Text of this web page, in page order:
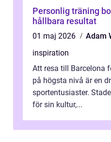
Personlig träning borås en
hållbara resultat
01 maj 2026
Adam
inspiration
Att resa till Barcelona
på högsta nivå är en
sportentusiaster.
för sin kultur,...